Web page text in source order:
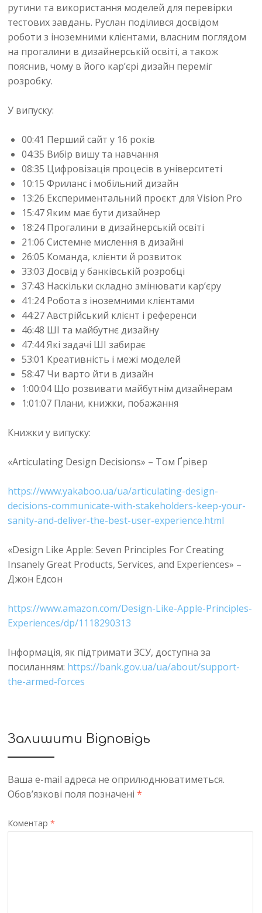
рутини та використання моделей для перевірки
тестових завдань. Руслан поділився досвідом
роботи з іноземними клієнтами, власним поглядом
на прогалини в дизайнерській освіті, а також
пояснив, чому в його кар’єрі дизайн переміг
розробку.
У випуску:
00:41 Перший сайт у 16 років
04:35 Вибір вишу та навчання
08:35 Цифровізація процесів в університеті
10:15 Фриланс і мобільний дизайн
13:26 Експериментальний проєкт для Vision Pro
15:47 Яким має бути дизайнер
18:24 Прогалини в дизайнерській освіті
21:06 Системне мислення в дизайні
26:05 Команда, клієнти й розвиток
33:03 Досвід у банківській розробці
37:43 Наскільки складно змінювати кар’єру
41:24 Робота з іноземними клієнтами
44:27 Австрійський клієнт і референси
46:48 ШІ та майбутнє дизайну
47:44 Які задачі ШІ забирає
53:01 Креативність і межі моделей
58:47 Чи варто йти в дизайн
1:00:04 Що розвивати майбутнім дизайнерам
1:01:07 Плани, книжки, побажання
Книжки у випуску:
«Articulating Design Decisions» – Том Ґрівер
https://www.yakaboo.ua/ua/articulating-design-
decisions-communicate-with-stakeholders-keep-your-
sanity-and-deliver-the-best-user-experience.html
«Design Like Apple: Seven Principles For Creating
Insanely Great Products, Services, and Experiences» –
Джон Едсон
https://www.amazon.com/Design-Like-Apple-Principles-
Experiences/dp/1118290313
Інформація, як підтримати ЗСУ, доступна за
посиланням: https://bank.gov.ua/ua/about/support-
the-armed-forces
Залишити Відповідь
Ваша e-mail адреса не оприлюднюватиметься.
Обов’язкові поля позначені*
Коментар*